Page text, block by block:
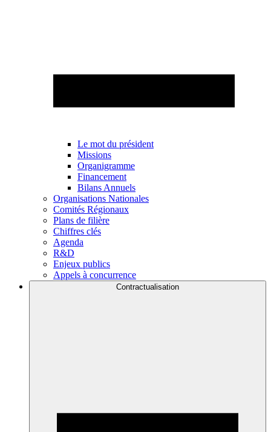
Le mot du président
Missions
Organigramme
Financement
Bilans Annuels
Organisations Nationales
Comités Régionaux
Plans de filière
Chiffres clés
Agenda
R&D
Enjeux publics
Appels à concurrence
Contractualisation